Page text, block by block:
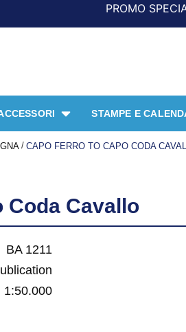
PROMO SPECIALE
STAMPE E
/ CAPO FERRO TO CAPO CODA
Coda Cavallo
BA 1211
1:50.000